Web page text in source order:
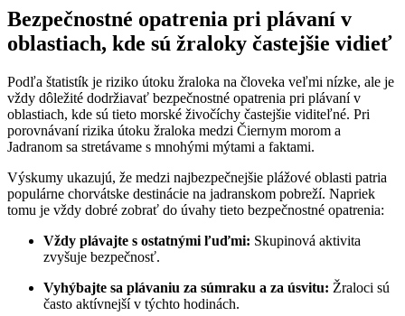
Bezpečnostné opatrenia pri plávaní v
oblastiach, kde sú žraloky častejšie vidieť
Podľa štatistík je riziko útoku žraloka na človeka veľmi nízke, ale je
vždy dôležité dodržiavať bezpečnostné opatrenia pri plávaní v
oblastiach, kde sú tieto morské živočíchy častejšie viditeľné. Pri
porovnávaní rizika útoku žraloka medzi Čiernym morom a
Jadranom sa stretávame s mnohými mýtami a faktami.
Výskumy ukazujú, že medzi najbezpečnejšie plážové oblasti patria
populárne chorvátske destinácie na jadranskom pobreží. Napriek
tomu je vždy dobré zobrať do úvahy tieto bezpečnostné opatrenia:
Vždy plávajte s ostatnými ľuďmi: Skupinová aktivita
zvyšuje bezpečnosť.
Vyhýbajte sa plávaniu za súmraku a za úsvitu: Žraloci sú
často aktívnejší v týchto hodinách.